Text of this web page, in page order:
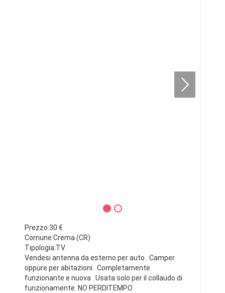
Prezzo:30 €
Comune:Crema (CR)
Tipologia:TV
Vendesi antenna da esterno per auto . Camper
oppure per abitazioni . Completamente
funzionante e nuova . Usata solo per il collaudo di
funzionamente. NO PERDITEMPO